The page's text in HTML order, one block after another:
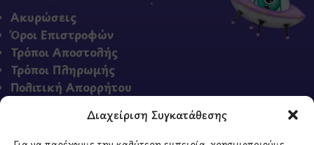
Διαχείριση Συγκατάθεσης
Ακυρώσεις
Όροι Επιστροφών
Τρόποι Αποστολής
Τρόποι Πληρωμής
Πολιτική Απορρήτου